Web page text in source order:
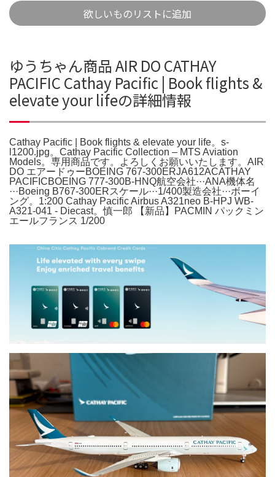
欲しいものリストに追加
ゆうちゃん商品 AIR DO CATHAY
PACIFIC Cathay Pacific | Book flights &
elevate your lifeの詳細情報
Cathay Pacific | Book flights & elevate your life。s-
l1200.jpg。Cathay Pacific Collection – MTS Aviation
Models。専用商品です。よろしくお願いいたします。AIR
DO エアードゥーBOEING 767-300ERJA612ACATHAY
PACIFICBOEING 777-300B-HNQ航空会社···ANA機体名
···Boeing B767-300ERスケール···1/400製造会社···ボーイ
ング。1:200 Cathay Pacific Airbus A321neo B-HPJ WB-
A321-041 - Diecast。慎一郎 【新品】PACMIN パックミン
エールフランス 1/200